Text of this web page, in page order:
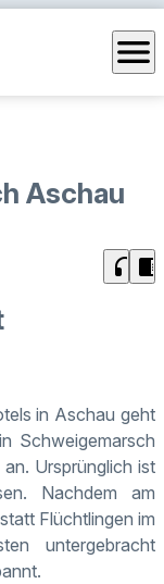
menu
Aschau
headphones chrome_reader_mode
in Aschau geht
Schweigemarsch
Ursprünglich ist
Nachdem am
Flüchtlingen im
untergebracht